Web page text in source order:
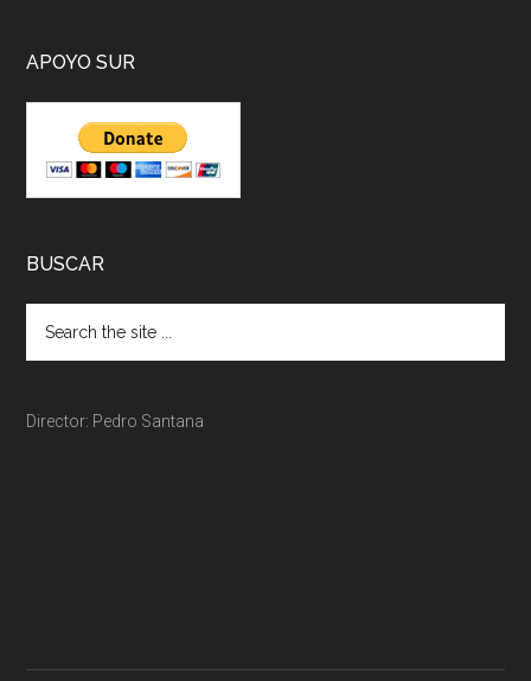
APOYO SUR
BUSCAR
Director: Pedro Santana